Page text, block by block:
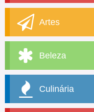
Artes
Beleza
Culinária